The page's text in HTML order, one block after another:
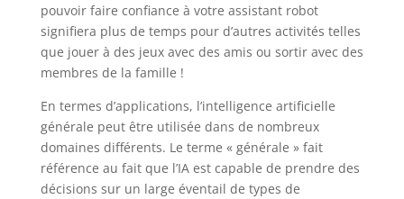
pouvoir faire confiance à votre assistant robot
signifiera plus de temps pour d’autres activités telles
que jouer à des jeux avec des amis ou sortir avec des
membres de la famille !
En termes d’applications, l’intelligence artificielle
générale peut être utilisée dans de nombreux
domaines différents. Le terme « générale » fait
référence au fait que l’IA est capable de prendre des
décisions sur un large éventail de types de